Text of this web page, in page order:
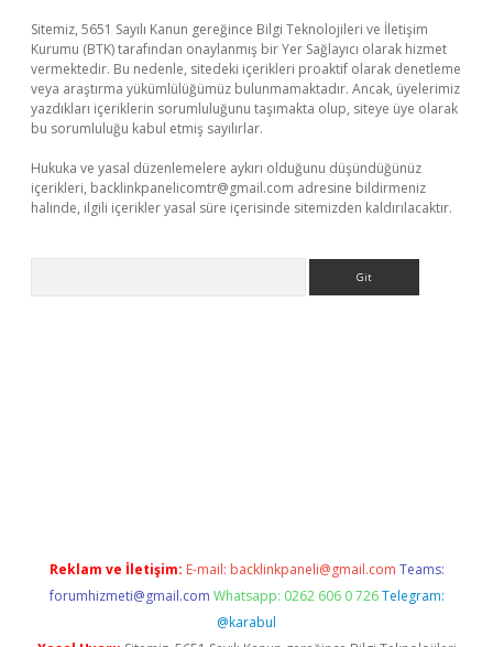
Sitemiz, 5651 Sayılı Kanun gereğince Bilgi Teknolojileri ve İletişim
Kurumu (BTK) tarafından onaylanmış bir Yer Sağlayıcı olarak hizmet
vermektedir. Bu nedenle, sitedeki içerikleri proaktif olarak denetleme
veya araştırma yükümlülüğümüz bulunmamaktadır. Ancak, üyelerimiz
yazdıkları içeriklerin sorumluluğunu taşımakta olup, siteye üye olarak
bu sorumluluğu kabul etmiş sayılırlar.
Hukuka ve yasal düzenlemelere aykırı olduğunu düşündüğünüz
içerikleri, backlinkpanelicomtr@gmail.com adresine bildirmeniz
halinde, ilgili içerikler yasal süre içerisinde sitemizden kaldırılacaktır.
Reklam ve İletişim: E-mail: backlinkpaneli@gmail.com Teams:
forumhizmeti@gmail.com Whatsapp: 0262 606 0 726 Telegram:
@karabul